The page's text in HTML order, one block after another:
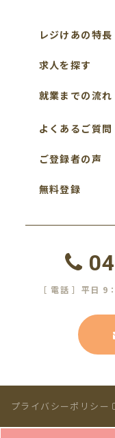
レジけあの特長
求人を探す
就業までの流れ
よくあるご質問
ご登録者の声
無料登録
［ 電話 ］平日
プライバシーポリシー